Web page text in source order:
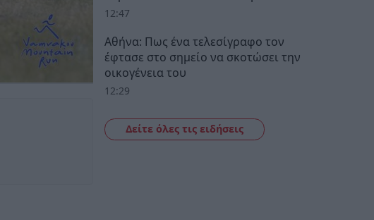
12:47
Αθήνα: Πως ένα τελεσίγραφο τον
έφτασε στο σημείο να σκοτώσει την
οικογένεια του
12:29
Δείτε όλες τις ειδήσεις